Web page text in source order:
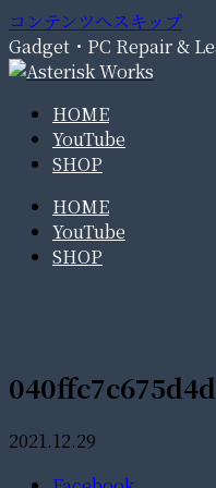
コンテンツへスキップ
Gadget・PC Repair &
HOME
YouTube
SHOP
HOME
YouTube
SHOP
2021.12.29